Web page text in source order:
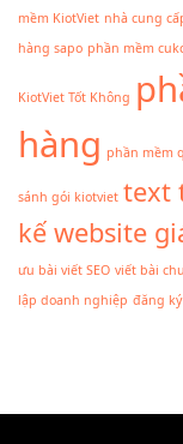
mềm KiotViet nhà cung
hàng sapo phần mềm
KiotViet Tốt Không
hàng phần mềm
sánh gói kiotviet text
kế website
ưu bài viết SEO viết bài
lập doanh nghiệp đăng